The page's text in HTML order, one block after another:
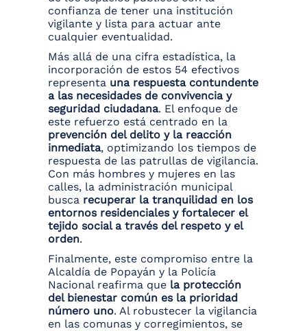
confianza de tener una institución
vigilante y lista para actuar ante
cualquier eventualidad.
Más allá de una cifra estadística, la
incorporación de estos 54 efectivos
representa una respuesta contundente
a las necesidades de convivencia y
seguridad ciudadana. El enfoque de
este refuerzo está centrado en la
prevención del delito y la reacción
inmediata, optimizando los tiempos de
respuesta de las patrullas de vigilancia.
Con más hombres y mujeres en las
calles, la administración municipal
busca recuperar la tranquilidad en los
entornos residenciales y fortalecer el
tejido social a través del respeto y el
orden.
Finalmente, este compromiso entre la
Alcaldía de Popayán y la Policía
Nacional reafirma que la protección
del bienestar común es la prioridad
número uno. Al robustecer la vigilancia
en las comunas y corregimientos, se